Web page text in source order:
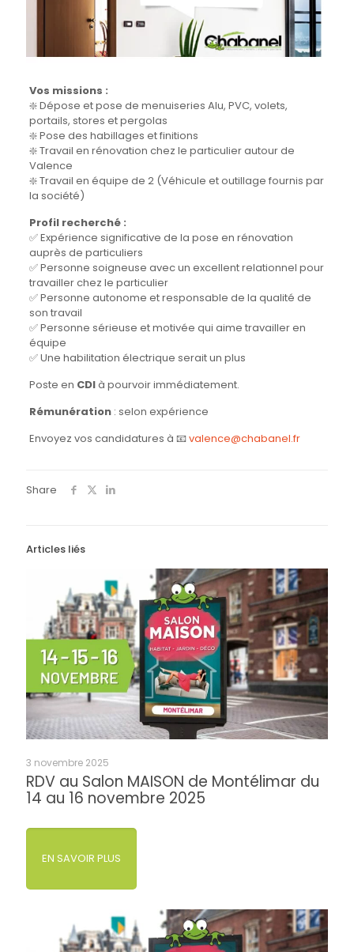
Vos missions :
❇️ Dépose et pose de menuiseries Alu, PVC, volets,
portails, stores et pergolas
❇️ Pose des habillages et finitions
❇️ Travail en rénovation chez le particulier autour de
Valence
❇️ Travail en équipe de 2 (Véhicule et outillage fournis par
la société)
Profil recherché :
✅ Expérience significative de la pose en rénovation
auprès de particuliers
✅ Personne soigneuse avec un excellent relationnel pour
travailler chez le particulier
✅ Personne autonome et responsable de la qualité de
son travail
✅ Personne sérieuse et motivée qui aime travailler en
équipe
✅ Une habilitation électrique serait un plus
Poste en CDIà pourvoir immédiatement.
Rémunération: selon expérience
Envoyez vos candidatures à 📧valence@chabanel.fr
Share
Articles liés
3 novembre 2025
RDV au Salon MAISON de Montélimar du
14 au 16 novembre 2025
EN SAVOIR PLUS